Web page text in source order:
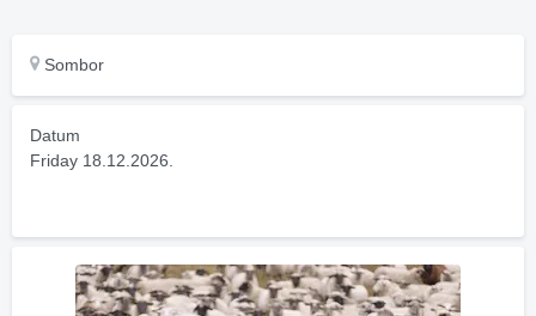
Sombor
Datum
Friday 18.12.2026.